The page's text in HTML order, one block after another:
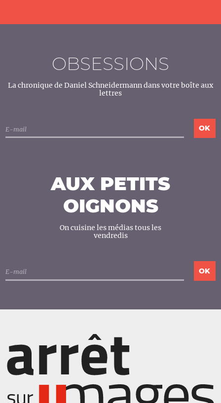
OBSESSIONS
La chronique de Daniel Schneidermann dans votre boîte aux
lettres
AUX PETITS
OIGNONS
On cuisine les médias tous les
vendredis